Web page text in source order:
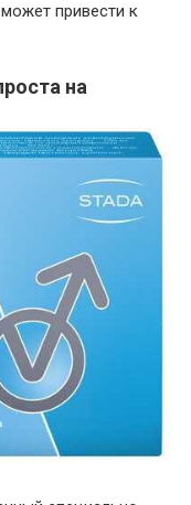
привести к
на